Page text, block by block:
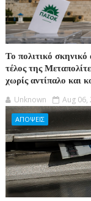
Το πολιτικό σκηνικό
τέλος της
χωρίς αντίπαλο και
Unknown Aug 06,
ΑΠΟΨΕΙΣ